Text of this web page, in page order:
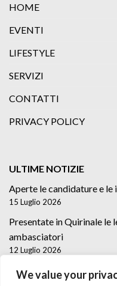
We value your
HOME
EVENTI
LIFESTYLE
SERVIZI
CONTATTI
PRIVACY POLICY
ULTIME NOTIZIE
Aperte le candidature e le
15 Luglio 2026
Presentate in Quirinale le
ambasciatori
12 Luglio 2026
Lettere credenziali di 5